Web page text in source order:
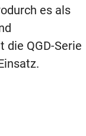
es als
QGD-Serie